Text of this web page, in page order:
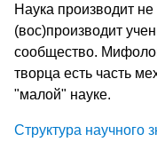
Наука производит
(вос)производит
сообщество.
творца есть часть
"малой" науке.
Структура научного